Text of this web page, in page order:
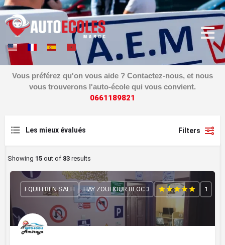
Vous préférez qu'on vous aide ? Contactez-nous, et nous
vous trouverons l'auto-école qui vous convient.
0661189821
Les mieux évalués Filters
Showing 15 out of 83 results
FQUIH BEN SALH HAY ZOUHOUR BLOC 3 1